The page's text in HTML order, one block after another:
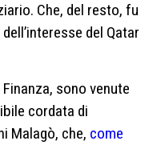
Che, del resto, fu
del Qatar
sono venute
cordata di
Malagò, che, come